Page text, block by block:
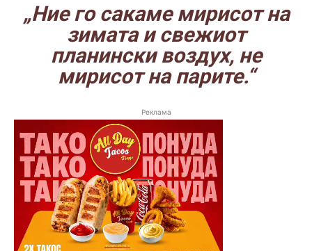
„Ние го сакаме мирисот на
зимата и свежиот
планински воздух, не
мирисот на парите.“
Реклама